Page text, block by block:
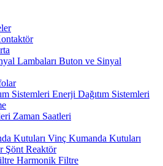
Buton ve Sinyal
Enerji Dağıtım Sistemleri
Zaman Saatleri
Vinç Kumanda Kutuları
Şönt Reaktör
Harmonik Filtre